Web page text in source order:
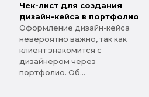
Чек-лист для создания
дизайн-кейса в портфолио
Оформление дизайн-кейса
невероятно важно, так как
клиент знакомится с
дизайнером через
портфолио. Об...